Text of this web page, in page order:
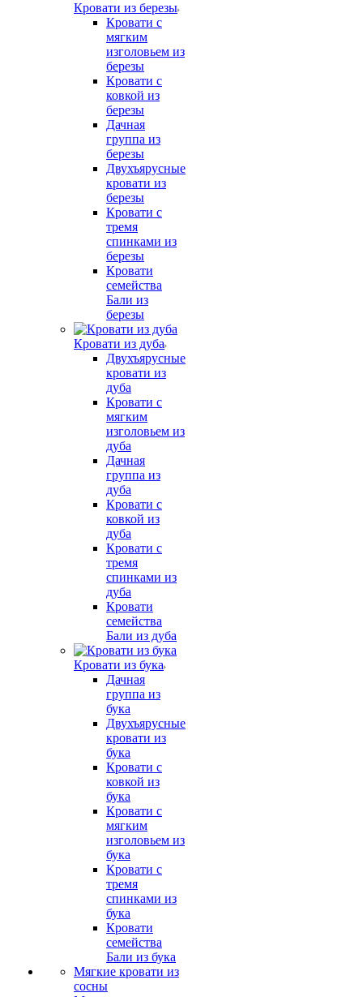
Кровати из березы
Кровати с
мягким
изголовьем из
березы
Кровати с
ковкой из
березы
Дачная
группа из
березы
Двухъярусные
кровати из
березы
Кровати с
тремя
спинками из
березы
Кровати
семейства
Бали из
березы
Кровати из дуба
Двухъярусные
кровати из
дуба
Кровати с
мягким
изголовьем из
дуба
Дачная
группа из
дуба
Кровати с
ковкой из
дуба
Кровати с
тремя
спинками из
дуба
Кровати
семейства
Бали из дуба
Кровати из бука
Дачная
группа из
бука
Двухъярусные
кровати из
бука
Кровати с
ковкой из
бука
Кровати с
мягким
изголовьем из
бука
Кровати с
тремя
спинками из
бука
Кровати
семейства
Бали из бука
Мягкие кровати из
сосны